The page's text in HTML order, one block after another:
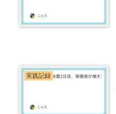
実践記録